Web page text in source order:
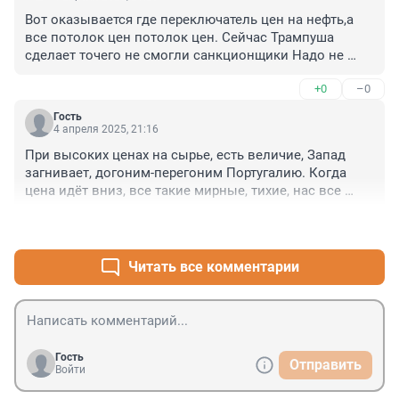
Вот оказывается где переключатель цен на нефть,а
все потолок цен потолок цен. Сейчас Трампуша
сделает точего не смогли санкционщики Надо не
недвижимости истроитель казино с мафией или
выпускники заскорузлой школы КГБ
+0 –0
Гость
4 апреля 2025, 21:16
При высоких ценах на сырье, есть величие, Запад
загнивает, догоним-перегоним Португалию. Когда
цена идёт вниз, все такие мирные, тихие, нас все
Читать все комментарии
Гость
Войти
Отправить